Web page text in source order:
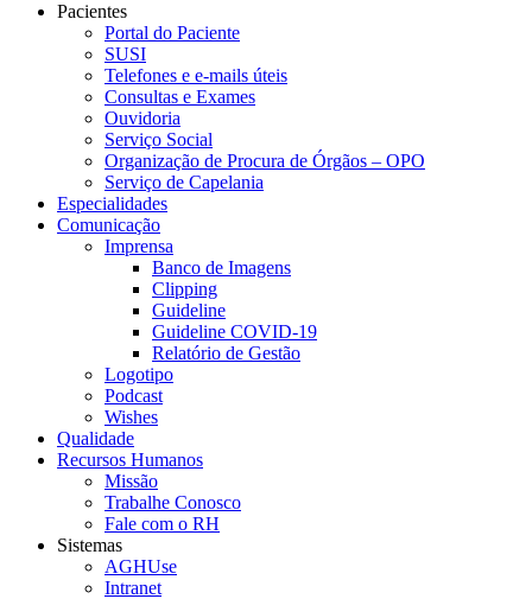
Pacientes
Portal do Paciente
SUSI
Telefones e e-mails úteis
Consultas e Exames
Ouvidoria
Serviço Social
Organização de Procura de Órgãos – OPO
Serviço de Capelania
Especialidades
Comunicação
Imprensa
Banco de Imagens
Clipping
Guideline
Guideline COVID-19
Relatório de Gestão
Logotipo
Podcast
Wishes
Qualidade
Recursos Humanos
Missão
Trabalhe Conosco
Fale com o RH
Sistemas
AGHUse
Intranet